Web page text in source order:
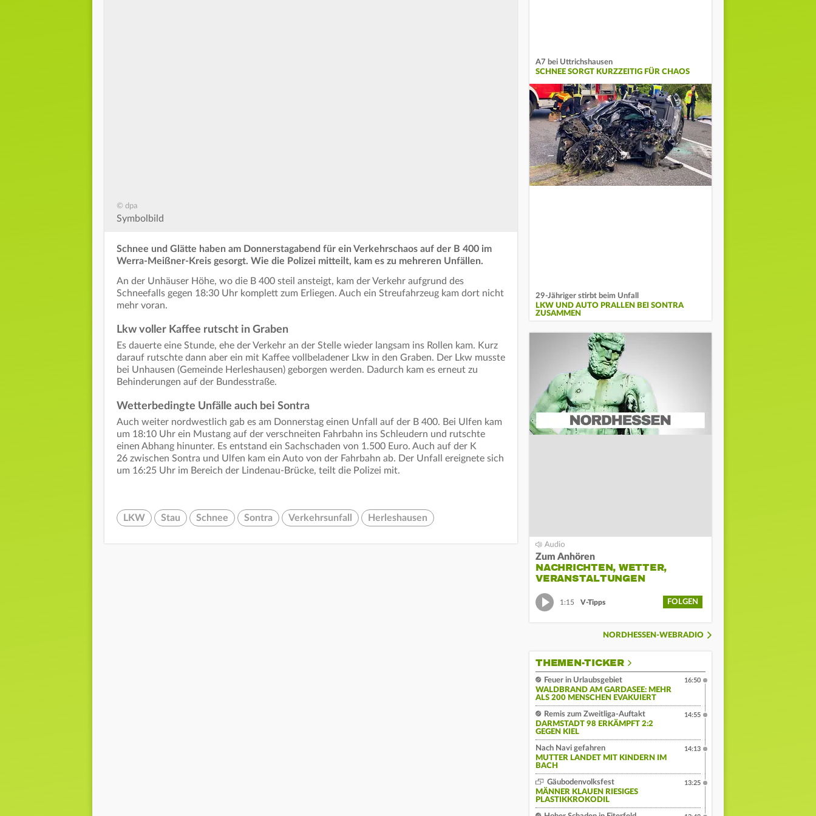
© dpa
Symbolbild
Schnee und Glätte haben am Donnerstagabend für ein Verkehrschaos auf der B 400 im
Werra-Meißner-Kreis gesorgt. Wie die Polizei mitteilt, kam es zu mehreren Unfällen.
An der Unhäuser Höhe, wo die B 400 steil ansteigt, kam der Verkehr aufgrund des
Schneefalls gegen 18:30 Uhr komplett zum Erliegen. Auch ein Streufahrzeug kam dort nicht
mehr voran.
Lkw voller Kaffee rutscht in Graben
Es dauerte eine Stunde, ehe der Verkehr an der Stelle wieder langsam ins Rollen kam. Kurz
darauf rutschte dann aber ein mit Kaffee vollbeladener Lkw in den Graben. Der Lkw musste
bei Unhausen (Gemeinde Herleshausen) geborgen werden. Dadurch kam es erneut zu
Behinderungen auf der Bundesstraße.
Wetterbedingte Unfälle auch bei Sontra
Auch weiter nordwestlich gab es am Donnerstag einen Unfall auf der B 400. Bei Ulfen kam
um 18:10 Uhr ein Mustang auf der verschneiten Fahrbahn ins Schleudern und rutschte
einen Abhang hinunter. Es entstand ein Sachschaden von 1.500 Euro. Auch auf der K
26 zwischen Sontra und Ulfen kam ein Auto von der Fahrbahn ab. Der Unfall ereignete sich
um 16:25 Uhr im Bereich der Lindenau-Brücke, teilt die Polizei mit.
LKW Stau Schnee Sontra Verkehrsunfall Herleshausen
A7 bei Uttrichshausen
SCHNEE SORGT KURZZEITIG FÜR CHAOS
29-Jähriger stirbt beim Unfall
LKW UND AUTO PRALLEN BEI SONTRA
ZUSAMMEN
Zum Anhören
NACHRICHTEN, WETTER,
VERANSTALTUNGEN
1:15 V-Tipps FOLGEN
NORDHESSEN-WEBRADIO
THEMEN-TICKER
Feuer in Urlaubsgebiet
WALDBRAND AM GARDASEE: MEHR
ALS 200 MENSCHEN EVAKUIERT
16:50
Remis zum Zweitliga-Auftakt
DARMSTADT 98 ERKÄMPFT 2:2
GEGEN KIEL
14:55
Nach Navi gefahren
MUTTER LANDET MIT KINDERN IM
BACH
14:13
Gäubodenvolksfest
MÄNNER KLAUEN RIESIGES
PLASTIKKROKODIL
13:25